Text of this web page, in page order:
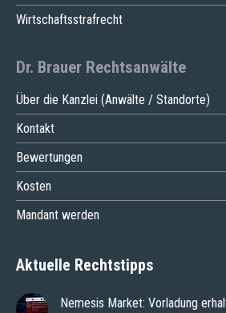
Wirtschaftsstrafrecht
Dr. Brauer Rechtsanwälte
Über die Kanzlei (Anwälte / Standorte)
Kontakt
Bewertungen
Kosten
Mandant werden
Aktuelle Rechtstipps
Nemesis Market: Vorladung